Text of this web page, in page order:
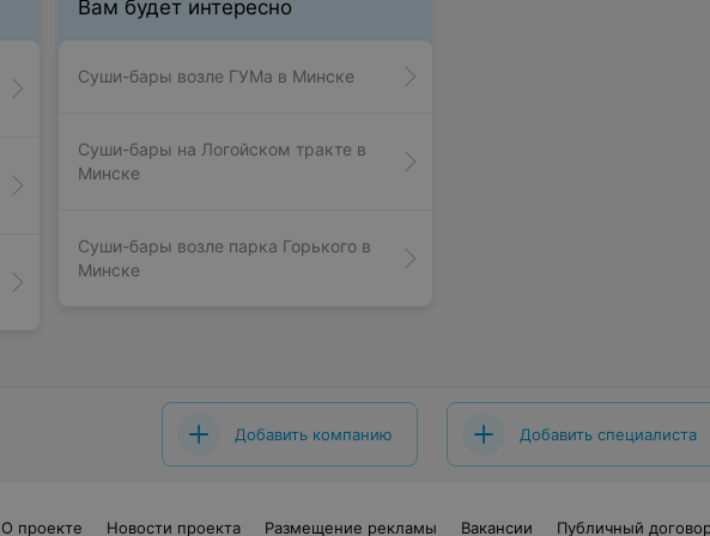
Вам будет интересно
Суши-бары возле ГУМа в Минске
Суши-бары на Логойском тракте в
Минске
Суши-бары возле парка Горького в
Минске
Добавить компанию Добавить специалиста
О проекте Новости проекта Размещение рекламы Вакансии Публичный